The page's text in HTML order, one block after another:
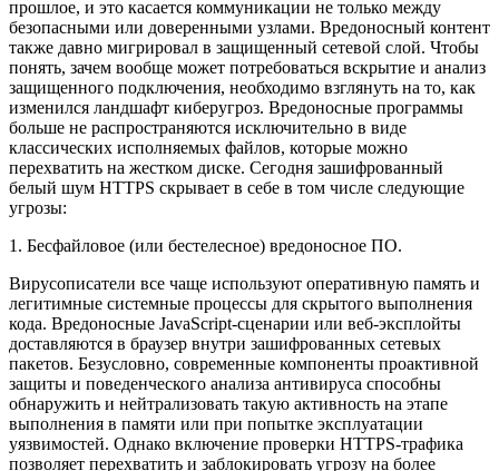
прошлое, и это касается коммуникации не только между
безопасными или доверенными узлами. Вредоносный контент
также давно мигрировал в защищенный сетевой слой. Чтобы
понять, зачем вообще может потребоваться вскрытие и анализ
защищенного подключения, необходимо взглянуть на то, как
изменился ландшафт киберугроз. Вредоносные программы
больше не распространяются исключительно в виде
классических исполняемых файлов, которые можно
перехватить на жестком диске. Сегодня зашифрованный
белый шум HTTPS скрывает в себе в том числе следующие
угрозы:
1. Бесфайловое (или бестелесное) вредоносное ПО.
Вирусописатели все чаще используют оперативную память и
легитимные системные процессы для скрытого выполнения
кода. Вредоносные JavaScript-сценарии или веб-эксплойты
доставляются в браузер внутри зашифрованных сетевых
пакетов. Безусловно, современные компоненты проактивной
защиты и поведенческого анализа антивируса способны
обнаружить и нейтрализовать такую активность на этапе
выполнения в памяти или при попытке эксплуатации
уязвимостей. Однако включение проверки HTTPS-трафика
позволяет перехватить и заблокировать угрозу на более